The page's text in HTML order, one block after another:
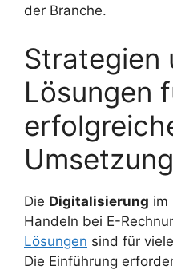
der Branche.
Strategien
Lösungen
Umsetzung
Die Digitalisierung im
Handeln bei E-
Lösungen sind für
Die Einführung